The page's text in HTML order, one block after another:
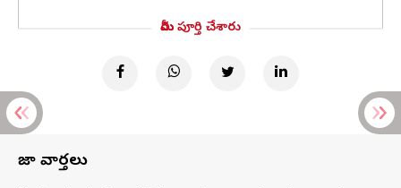
మీరు పూర్తి చేశారు
తాజా వార్తలు